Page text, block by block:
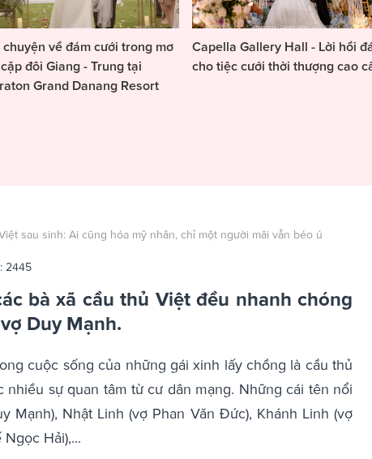
chuyện về đám cưới trong mơ
đôi Giang - Trung tại
Grand Danang Resort
Capella Gallery Hall - Lời hồi
cho tiệc cưới thời thượng cao
sau sinh: Ai cũng hóa mỹ nhân, chỉ một người mãi vẫn béo ú
2445
bà xã cầu thủ Việt đều nhanh chóng
Duy Mạnh.
cuộc sống của những gái xinh lấy chồng là cầu thủ
sự quan tâm từ cư dân mạng. Những cái tên nổi
Mạnh), Nhật Linh (vợ Phan Văn Đức), Khánh Linh (vợ
Hải),...